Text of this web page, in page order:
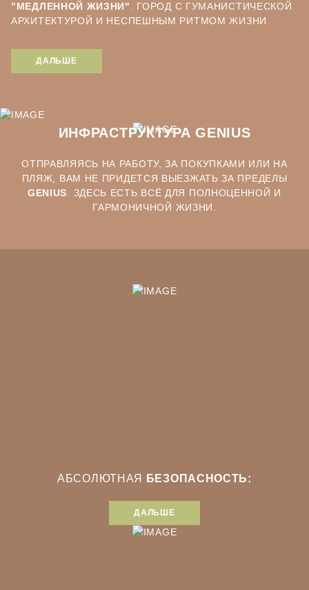
"МЕДЛЕННОЙ ЖИЗНИ"
. ГОРОД С ГУМАНИСТИЧЕСКОЙ
АРХИТЕКТУРОЙ И НЕСПЕШНЫМ РИТМОМ ЖИЗНИ
ЕЗДЫ ОТ ЦЕНТРА КИЕВА, И ВЫ НАСЛАЖДАЕТЕСЬ
ТИШИНОЙ И СВЕЖИМ ВОЗДУХОМ В САМОМ
ЭКОЛОГИЧЕСКОЙ АРХИТЕКТУРЫ
АНДРЕА БРЕЧЧАРОЛИВ СОТРУДНИЧЕСТВЕ С
ARCHITECTURE.
ДАЛЬШЕ
ИНФРАСТРУКТУРА GENIUS
ОТПРАВЛЯЯСЬ НА РАБОТУ, ЗА ПОКУПКАМИ ИЛИ НА
ПЛЯЖ, ВАМ НЕ ПРИДЕТСЯ ВЫЕЗЖАТЬ ЗА ПРЕДЕЛЫ
GENIUS . ЗДЕСЬ ЕСТЬ ВСЁ ДЛЯ ПОЛНОЦЕННОЙ И
ГАРМОНИЧНОЙ ЖИЗНИ.
АБСОЛЮТНАЯ БЕЗОПАСНОСТЬ:
ДАЛЬШЕ